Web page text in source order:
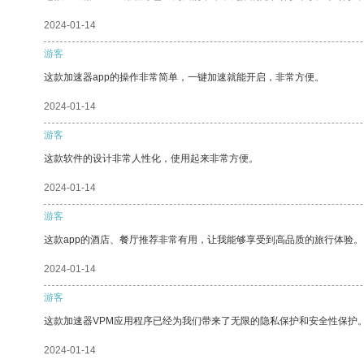
2024-01-14
游客
这款加速器app的操作非常简单，一键加速就能开启，非常方便。
2024-01-14
游客
这款软件的设计非常人性化，使用起来非常方便。
2024-01-14
游客
这款app的酒店、餐厅推荐非常有用，让我能够享受到高品质的旅行体验。
2024-01-14
游客
这款加速器VPM应用程序已经为我们带来了无限的隐私保护和安全性保护
2024-01-14